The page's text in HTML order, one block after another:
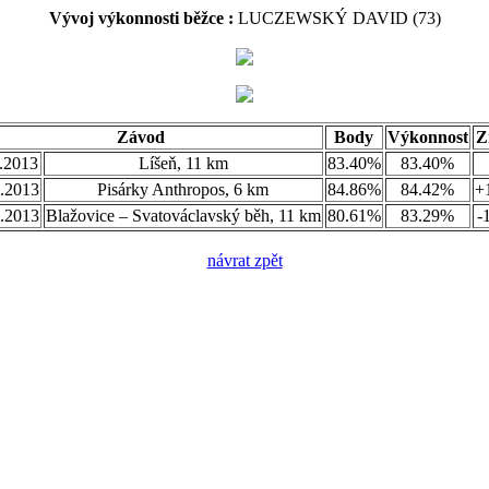
Vývoj výkonnosti běžce : LUCZEWSKÝ DAVID (73)
Závod Body Výkonnost
Líšeň, 11 km 83.40%
83.40%
Pisárky Anthropos, 6 km 84.86% 84.42%
Blažovice – Svatováclavský běh, 11 km 80.61% 83.29% -
návrat zpět